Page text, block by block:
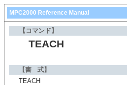
MPC2000 Reference Manual
【コマンド】
TEACH
【書 式】
TEACH